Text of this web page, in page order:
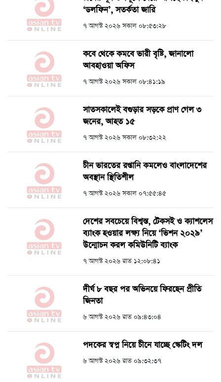
‘ডলফিন’, সতর্কতা জারি
৭ আগস্ট ২০২৬ সকাল ০৮:৫৩:২৮
কবে থেকে কমবে ভারী বৃষ্টি, জানালো
আবহাওয়া অফিস
৭ আগস্ট ২০২৬ সকাল ০৮:৪১:১৯
সাতসকালেই বগুড়ার সড়কে প্রাণ গেল ৩
জনের, আহত ১৫
৭ আগস্ট ২০২৬ সকাল ০৮:৩২:২২
চীন ভারতের রপ্তানি কমলেও বাংলাদেশের
অবস্থান স্থিতিশীল
৭ আগস্ট ২০২৬ সকাল ০৭:৫৫:৪৫
দেশের সবচেয়ে বিশ্বস্ত, টেকসই ও ক্যাশলেস
ব্যাংক হওয়ার লক্ষ্য নিয়ে ‘ভিশন ২০২৯’
উন্মোচন করল কমিউনিটি ব্যাংক
৭ আগস্ট ২০২৬ রাত ১২:০৮:৪১
দীর্ঘ ৮ বছর পর অভিনয়ে ফিরছেন প্রীতি
জিনতা
৬ আগস্ট ২০২৬ রাত ০৯:৪৩:০৪
পদকের স্বপ্ন নিয়ে চীনে যাচ্ছে স্কেটিং দল
৬ আগস্ট ২০২৬ রাত ০৯:৩২:৩৭